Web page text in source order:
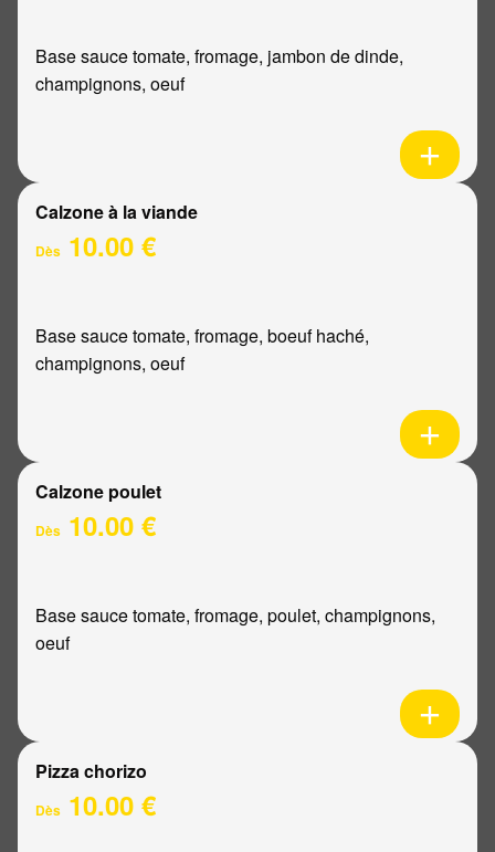
Base sauce tomate, fromage, jambon de dinde,
champignons, oeuf
Calzone à la viande
Dès 10.00 €
Base sauce tomate, fromage, boeuf haché,
champignons, oeuf
Calzone poulet
Dès 10.00 €
Base sauce tomate, fromage, poulet, champignons,
oeuf
Pizza chorizo
Dès 10.00 €